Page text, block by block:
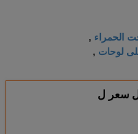
الحمراء ,
لوحات ,
سعر ل